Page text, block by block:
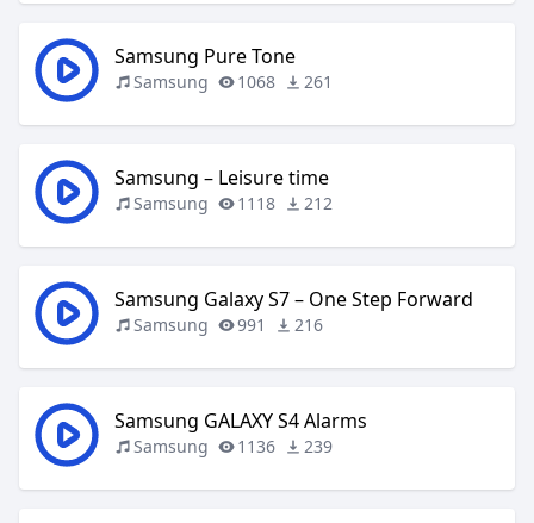
Samsung Pure Tone
Samsung 1068 261
Samsung – Leisure time
Samsung 1118 212
Samsung Galaxy S7 – One Step Forward
Samsung 991 216
Samsung GALAXY S4 Alarms
Samsung 1136 239